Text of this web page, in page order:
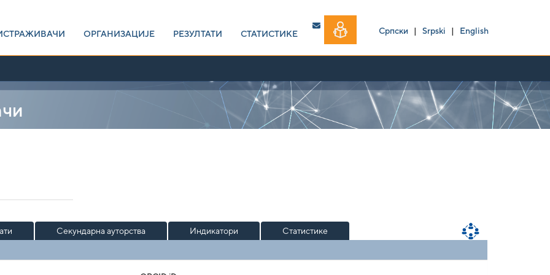
ОРГАНИЗАЦИЈЕ РЕЗУЛТАТИ СТАТИСТИКЕ Српски |Srpski | English
Секундарна ауторства Индикатори Статистике